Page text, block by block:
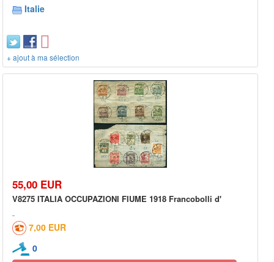
Italie
+ ajout à ma sélection
55,00 EUR
V8275 ITALIA OCCUPAZIONI FIUME 1918 Francobolli d'
7,00 EUR
0